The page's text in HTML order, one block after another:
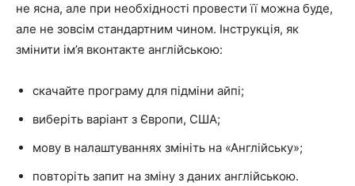
не ясна, але при необхідності провести її можна буде,
але не зовсім стандартним чином. Інструкція, як
змінити ім’я вконтакте англійською:
скачайте програму для підміни айпі;
виберіть варіант з Європи, США;
мову в налаштуваннях змініть на «Англійську»;
повторіть запит на зміну з даних англійською.